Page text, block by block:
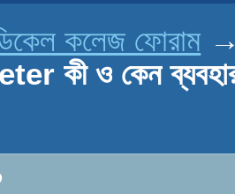
কলেজ ফোরাম
কী ও কেন